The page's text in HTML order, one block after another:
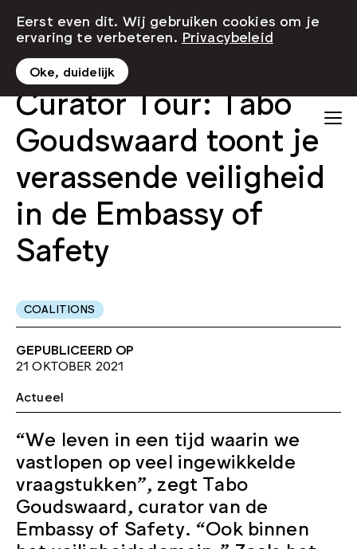
Curator Tour: Tabo
Goudswaard toont je
verassende veiligheid
in de Embassy of
Safety
COALITIONS
GEPUBLICEERD OP
21 OKTOBER 2021
Actueel
“We leven in een tijd waarin we
vastlopen op veel ingewikkelde
vraagstukken”, zegt Tabo
Goudswaard, curator van de
Embassy of Safety. “Ook binnen
Eerst even dit. Wij gebruiken cookies om je
ervaring te verbeteren. Privacybeleid
Oke, duidelijk